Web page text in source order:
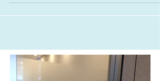
て、ドーピングして痩せることを目指しまし
※話は変わりますが、マンジャーレは、イタ